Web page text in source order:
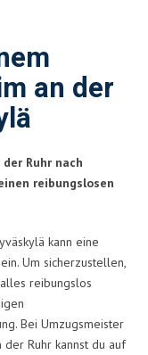
an der
Ruhr nach
reibungslosen
kann eine
Um sicherzustellen,
reibungslos
Bei Umzugsmeister
der Ruhr kannst du auf